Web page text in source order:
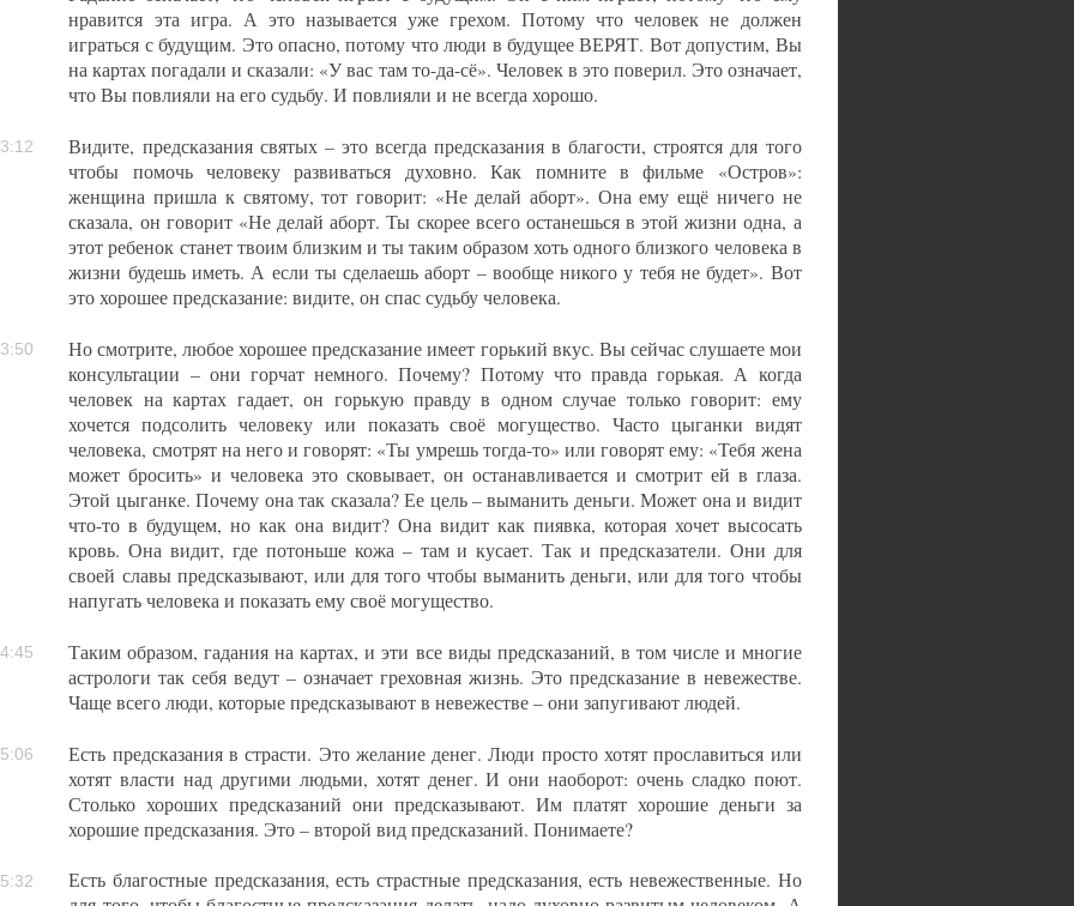
нравится эта игра. А это называется уже грехом. Потому что человек не должен
играться с будущим. Это опасно, потому что люди в будущее ВЕРЯТ. Вот допустим, Вы
на картах погадали и сказали: «У вас там то-да-сё». Человек в это поверил. Это означает,
что Вы повлияли на его судьбу. И повлияли и не всегда хорошо.
Видите, предсказания святых – это всегда предсказания в благости, строятся для того
чтобы помочь человеку развиваться духовно. Как помните в фильме «Остров»:
женщина пришла к святому, тот говорит: «Не делай аборт». Она ему ещё ничего не
сказала, он говорит «Не делай аборт. Ты скорее всего останешься в этой жизни одна, а
этот ребенок станет твоим близким и ты таким образом хоть одного близкого человека в
жизни будешь иметь. А если ты сделаешь аборт – вообще никого у тебя не будет». Вот
это хорошее предсказание: видите, он спас судьбу человека.
Но смотрите, любое хорошее предсказание имеет горький вкус. Вы сейчас слушаете мои
консультации – они горчат немного. Почему? Потому что правда горькая. А когда
человек на картах гадает, он горькую правду в одном случае только говорит: ему
хочется подсолить человеку или показать своё могущество. Часто цыганки видят
человека, смотрят на него и говорят: «Ты умрешь тогда-то» или говорят ему: «Тебя жена
может бросить» и человека это сковывает, он останавливается и смотрит ей в глаза.
Этой цыганке. Почему она так сказала? Ее цель – выманить деньги. Может она и видит
что-то в будущем, но как она видит? Она видит как пиявка, которая хочет высосать
кровь. Она видит, где потоньше кожа – там и кусает. Так и предсказатели. Они для
своей славы предсказывают, или для того чтобы выманить деньги, или для того чтобы
напугать человека и показать ему своё могущество.
Таким образом, гадания на картах, и эти все виды предсказаний, в том числе и многие
астрологи так себя ведут – означает греховная жизнь. Это предсказание в невежестве.
Чаще всего люди, которые предсказывают в невежестве – они запугивают людей.
Есть предсказания в страсти. Это желание денег. Люди просто хотят прославиться или
хотят власти над другими людьми, хотят денег. И они наоборот: очень сладко поют.
Столько хороших предсказаний они предсказывают. Им платят хорошие деньги за
хорошие предсказания. Это – второй вид предсказаний. Понимаете?
Есть благостные предсказания, есть страстные предсказания, есть невежественные. Но